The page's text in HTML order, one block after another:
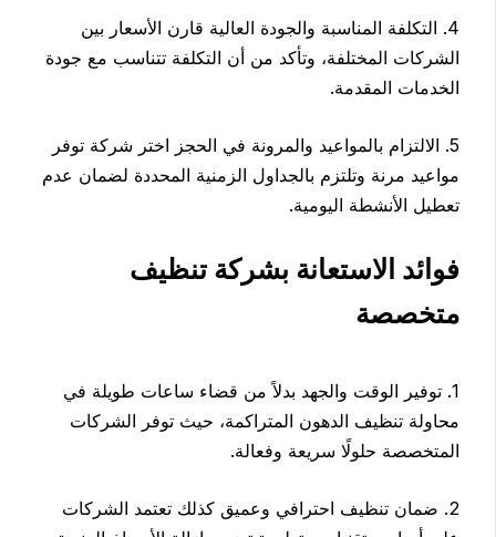
4. التكلفة المناسبة والجودة العالية قارن الأسعار بين
الشركات المختلفة، وتأكد من أن التكلفة تتناسب مع جودة
الخدمات المقدمة.
5. الالتزام بالمواعيد والمرونة في الحجز اختر شركة توفر
مواعيد مرنة وتلتزم بالجداول الزمنية المحددة لضمان عدم
تعطيل الأنشطة اليومية.
فوائد الاستعانة بشركة تنظيف
متخصصة
1. توفير الوقت والجهد بدلاً من قضاء ساعات طويلة في
محاولة تنظيف الدهون المتراكمة، حيث توفر الشركات
المتخصصة حلولًا سريعة وفعالة.
2. ضمان تنظيف احترافي وعميق كذلك تعتمد الشركات